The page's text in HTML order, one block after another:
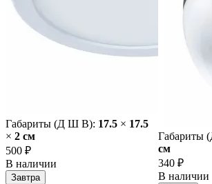
Габариты (Д Ш В): 17.5 × 17.5
× 2 cм
500 ₽
В наличии
Завтра
Габариты
cм
340 ₽
В наличии